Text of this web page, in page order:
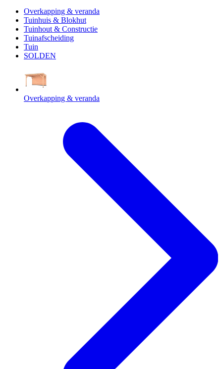
Overkapping & veranda
Tuinhuis & Blokhut
Tuinhout & Constructie
Tuinafscheiding
Tuin
SOLDEN
Overkapping & veranda